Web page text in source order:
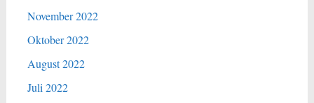
November 2022
Oktober 2022
August 2022
Juli 2022